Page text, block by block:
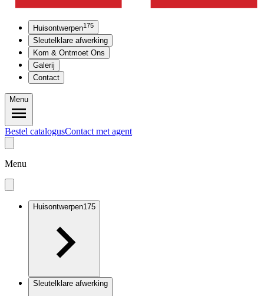
Huisontwerpen175
Sleutelklare afwerking
Kom & Ontmoet Ons
Galerij
Contact
Menu
Bestel catalogusContact met agent
Menu
Huisontwerpen175
Sleutelklare afwerking